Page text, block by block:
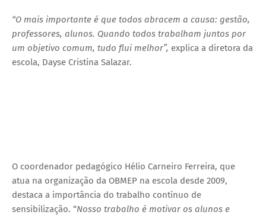
“O mais importante é que todos abracem a causa: gestão,
professores, alunos. Quando todos trabalham juntos por
um objetivo comum, tudo flui melhor”, explica a diretora da
escola, Dayse Cristina Salazar.
O coordenador pedagógico Hélio Carneiro Ferreira, que
atua na organização da OBMEP na escola desde 2009,
destaca a importância do trabalho contínuo de
sensibilização. “Nosso trabalho é motivar os alunos e